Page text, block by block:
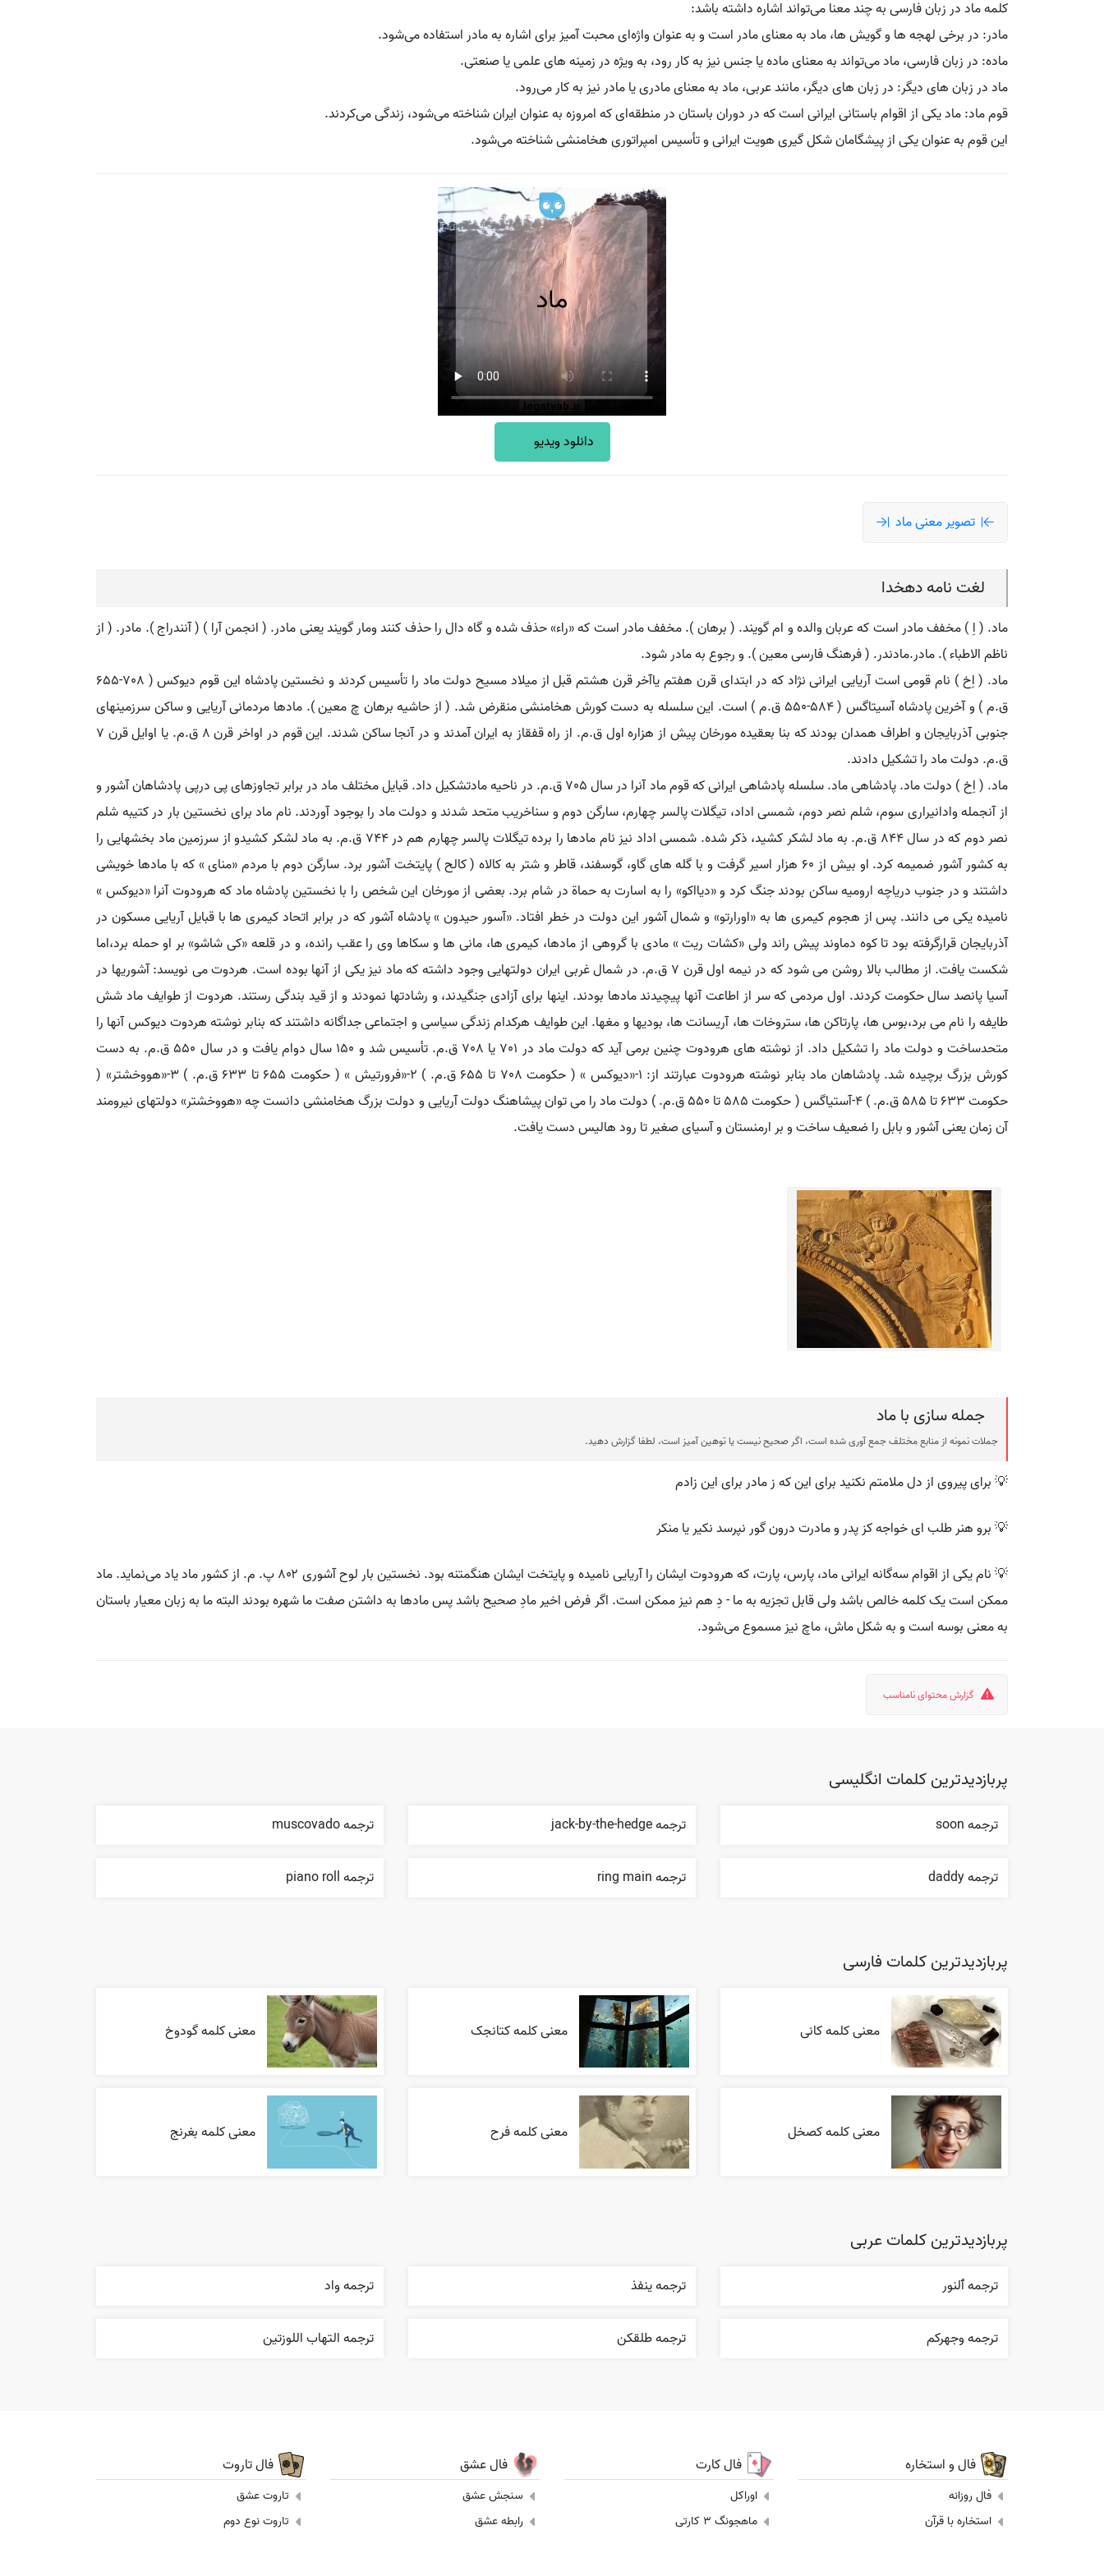
کلمه ماد در زبان فارسی به چند معنا می‌تواند اشاره داشته باشد:
مادر: در برخی لهجه‌ ها و گویش‌ ها، ماد به معنای مادر است و به عنوان واژه‌ای محبت‌ آمیز برای اشاره به مادر استفاده می‌شود.
ماده: در زبان فارسی، ماد می‌تواند به معنای ماده یا جنس نیز به کار رود، به ویژه در زمینه‌ های علمی یا صنعتی.
ماد در زبان‌ های دیگر: در زبان‌ های دیگر، مانند عربی، ماد به معنای مادری یا مادر نیز به کار می‌رود.
قوم ماد: ماد یکی از اقوام باستانی ایرانی است که در دوران باستان در منطقه‌ای که امروزه به عنوان ایران شناخته می‌شود، زندگی می‌کردند.
این قوم به عنوان یکی از پیشگامان شکل‌ گیری هویت ایرانی و تأسیس امپراتوری هخامنشی شناخته می‌شود.
دانلود ویدیو
تصویر معنی ماد
لغت نامه دهخدا
ماد. ( اِ ) مخفف مادر است که عربان والده و ام گویند. ( برهان ). مخفف مادر است که «راء» حذف شده و گاه دال را حذف کنند ومار گویند یعنی مادر. ( انجمن آرا ) ( آنندراج ). مادر. ( از
ناظم الاطباء ). مادر.مادندر. ( فرهنگ فارسی معین ). و رجوع به مادر شود.
ماد. ( اِخ ) نام قومی است آریایی ایرانی نژاد که در ابتدای قرن هفتم یاآخر قرن هشتم قبل از میلاد مسیح دولت ماد را تأسیس کردند و نخستین پادشاه این قوم دیوکس ( 708-655
ق.م ) و آخرین پادشاه آسیتاگس ( 584-550 ق.م ) است. این سلسله به دست کورش هخامنشی منقرض شد. ( از حاشیه برهان چ معین ). مادها مردمانی آریایی و ساکن سرزمینهای
جنوبی آذربایجان و اطراف همدان بودند که بنا بعقیده مورخان پیش از هزاره اول ق.م. از راه قفقاز به ایران آمدند و در آنجا ساکن شدند. این قوم در اواخر قرن 8 ق.م. یا اوایل قرن 7
ق.م. دولت ماد را تشکیل دادند.
ماد. ( اِخ ) دولت ماد. پادشاهی ماد. سلسله پادشاهی ایرانی که قوم ماد آنرا در سال 705 ق.م. در ناحیه مادتشکیل داد. قبایل مختلف ماد در برابر تجاوزهای پی درپی پادشاهان آشور و
از آنجمله وادانیراری سوم، شلم نصر دوم، شمسی اداد، تیگلات پالسر چهارم، سارگن دوم و سناخریب متحد شدند و دولت ماد را بوجود آوردند. نام ماد برای نخستین بار در کتیبه شلم
نصر دوم که در سال 844 ق.م. به ماد لشکر کشید، ذکر شده. شمسی اداد نیز نام مادها را برده تیگلات پالسر چهارم هم در 744 ق.م. به ماد لشکر کشیدو از سرزمین ماد بخشهایی را
به کشور آشور ضمیمه کرد. او بیش از 60 هزار اسیر گرفت و با گله های گاو، گوسفند، قاطر و شتر به کالاه ( کالح ) پایتخت آشور برد. سارگن دوم با مردم «منای » که با مادها خویشی
داشتند و در جنوب دریاچه ارومیه ساکن بودند جنگ کرد و «دیااکو» را به اسارت به حماة در شام برد. بعضی از مورخان این شخص را با نخستین پادشاه ماد که هرودوت آنرا «دیوکس »
نامیده یکی می دانند. پس از هجوم کیمری ها به «اورارتو» و شمال آشور این دولت در خطر افتاد. «آسور حیدون » پادشاه آشور که در برابر اتحاد کیمری ها با قبایل آریایی مسکون در
آذربایجان قرارگرفته بود تا کوه دماوند پیش راند ولی «کشات ریت » مادی با گروهی از مادها، کیمری ها، مانی ها و سکاها وی را عقب رانده، و در قلعه «کی شاشو» بر او حمله برد،اما
شکست یافت. از مطالب بالا روشن می شود که در نیمه اول قرن 7 ق.م. در شمال غربی ایران دولتهایی وجود داشته که ماد نیز یکی از آنها بوده است. هردوت می نویسد: آشوریها در
آسیا پانصد سال حکومت کردند. اول مردمی که سر از اطاعت آنها پیچیدند مادها بودند. اینها برای آزادی جنگیدند، و رشادتها نمودند و از قید بندگی رستند. هردوت از طوایف ماد شش
طایفه را نام می برد،بوس ها، پارتاکن ها، ستروخات ها، آریسانت ها، بودیها و مغها. این طوایف هرکدام زندگی سیاسی و اجتماعی جداگانه داشتند که بنابر نوشته هردوت دیوکس آنها را
متحدساخت و دولت ماد را تشکیل داد. از نوشته های هرودوت چنین برمی آید که دولت ماد در 701 یا 708 ق.م. تأسیس شد و 150 سال دوام یافت و در سال 550 ق.م. به دست
کورش بزرگ برچیده شد. پادشاهان ماد بنابر نوشته هرودوت عبارتند از: 1-«دیوکس » ( حکومت 708 تا 655 ق.م. ) 2-«فرورتیش » ( حکومت 655 تا 633 ق.م. ) 3-«هووخشتر» (
حکومت 633 تا 585 ق.م. ) 4-آستیاگس ( حکومت 585 تا 550 ق.م. ) دولت ماد را می توان پیشاهنگ دولت آریایی و دولت بزرگ هخامنشی دانست چه «هووخشتر» دولتهای نیرومند
آن زمان یعنی آشور و بابل را ضعیف ساخت و بر ارمنستان و آسیای صغیر تا رود هالیس دست یافت.
جمله سازی با ماد
جملات نمونه از منابع مختلف جمع آوری شده است، اگر صحیح نیست یا توهین آمیز است، لطفا گزارش دهید.
💡 برای پیروی از دل ملامتم نکنید برای این که ز مادر برای این زادم
💡 برو هنر طلب ای خواجه کز پدر و مادرت درون گور نپرسد نکیر یا منکر
💡 نام یکی از اقوام سه‌گانه ایرانی ماد، پارس، پارت، که هرودوت ایشان را آریایی نامیده و پایتخت ایشان هنگمتنه بود. نخستین بار لوح آشوری ۸۰۲ پ. م. از کشور ماد یاد می‌نماید. ماد
ممکن است یک کلمه خالص باشد ولی قابل تجزیه به ما - دِ هم نیز ممکن است. اگر فرض اخیر مادِ صحیح باشد پس مادها به داشتن صفت ما شهره بودند البته ما به زبان معیار باستان
به معنی بوسه است و به شکل ماش، ماچ نیز مسموع می‌شود.
گزارش محتوای نامناسب
پربازدیدترین کلمات انگلیسی
ترجمه soon ترجمه jack-by-the-hedge ترجمه muscovado
ترجمه daddy ترجمه ring main ترجمه piano roll
پربازدیدترین کلمات فارسی
معنی کلمه کانی معنی کلمه کتانجک معنی کلمه گودوخ
معنی کلمه کصخل معنی کلمه فرح معنی کلمه بغرنج
پربازدیدترین کلمات عربی
ترجمه ٱلنور ترجمه ينفذ ترجمه واد
ترجمه وجهرکم ترجمه طلقکن ترجمه التهاب اللوزتين
فال و استخاره
فال روزانه
استخاره با قرآن
فال کارت
اوراکل
ماهجونگ 3 کارتی
فال عشق
سنجش عشق
رابطه عشق
فال تاروت
تاروت عشق
تاروت نوع دوم